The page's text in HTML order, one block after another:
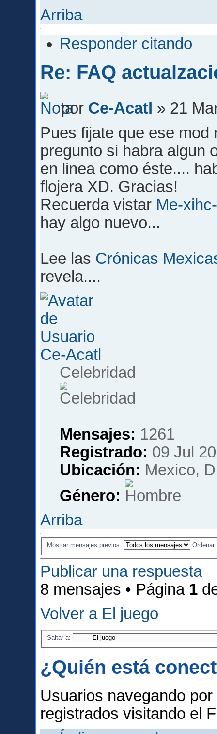
Arriba
Responder citando
Re: FAQ
por Ce-Acatl » 21
Pues fijate que ese mod
pregunto si habra algun
en linea como éste....
flojera XD. Gracias!
Recuerda vistar Me-
hay algo nuevo...
Lee las Crónicas
revela....
Ce-Acatl
Celebridad
Mensajes: 1261
Registrado: 09 Jul
Ubicación: Mexico,
Género:
Arriba
Mostrar mensajes previos:
Publicar una respuesta
8 mensajes • Página 1
Volver a El juego
Saltar a:
¿Quién está
Usuarios navegando
registrados visitando el